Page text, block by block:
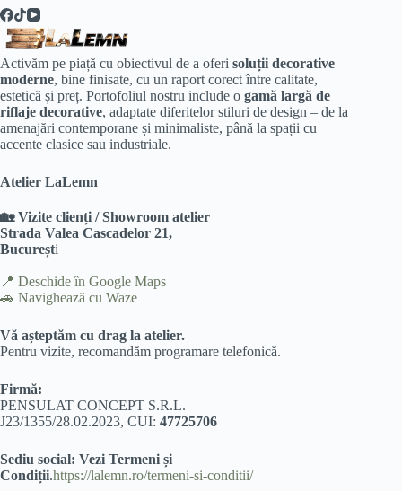
Activăm pe piață cu obiectivul de a oferi soluții decorative
moderne, bine finisate, cu un raport corect între calitate,
estetică și preț. Portofoliul nostru include o gamă largă de
riflaje decorative, adaptate diferitelor stiluri de design – de la
amenajări contemporane și minimaliste, până la spații cu
accente clasice sau industriale.
Atelier LaLemn
🏡 Vizite clienți / Showroom atelier
Strada Valea Cascadelor 21,
București
📍 Deschide în Google Maps
🚗 Navighează cu Waze
Vă așteptăm cu drag la atelier.
Pentru vizite, recomandăm programare telefonică.
Firmă:
PENSULAT CONCEPT S.R.L.
J23/1355/28.02.2023, CUI: 47725706
Sediu social: Vezi Termeni și
Condiții.https://lalemn.ro/termeni-si-conditii/